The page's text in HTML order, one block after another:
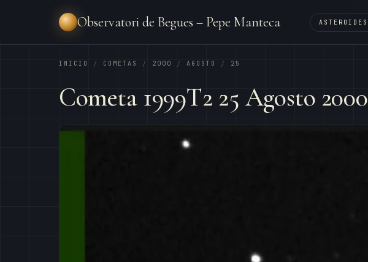
Observatori de Begues – Pepe Manteca ASTEROIDES
INICIO / COMETAS / 2000 / AGOSTO / 25
Cometa 1999T2 25 Agosto 2000